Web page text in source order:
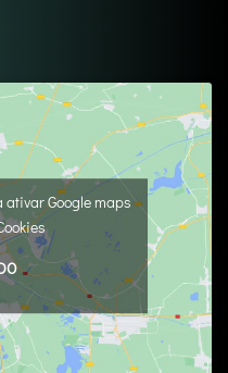
ativar Google maps